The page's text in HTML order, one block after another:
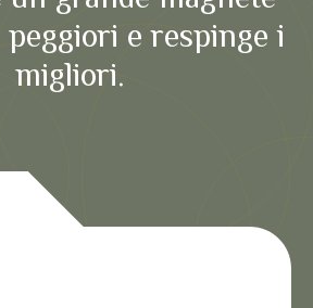
e respinge i
migliori.